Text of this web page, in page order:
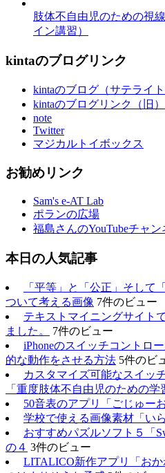
肢体不自由児のための視
イン講習）
kintaのブログリンク
kintaのブログ（サテライト
kintaのブログリンク（旧）
note
Twitter
マジカルトイボックス
お勧めリンク
Sam's e-AT Lab
ポランの広場
福島さんのYouTubeチャン
本日の人気記事
「平等」と「公正」そして
ついて考える画像 7件のビュー
テキストマイニングサイト
ました。
7件のビュー
iPhoneのスイッチコントロ
的な動作をさせる方法 5件のビ
カスタマイズ可能なスイッ
「重度肢体不自由児のための学
50音表のアプリ「ごじゅーお
学校で使える画像素材「い
おすすめパズルソフト５「
の４ 3件のビュー
LITALICO新作アプリ「お